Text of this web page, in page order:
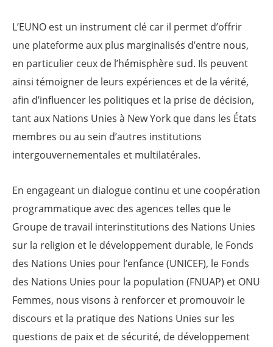
L’EUNO est un instrument clé car il permet d’offrir
une plateforme aux plus marginalisés d’entre nous,
en particulier ceux de l’hémisphère sud. Ils peuvent
ainsi témoigner de leurs expériences et de la vérité,
afin d’influencer les politiques et la prise de décision,
tant aux Nations Unies à New York que dans les États
membres ou au sein d’autres institutions
intergouvernementales et multilatérales.
En engageant un dialogue continu et une coopération
programmatique avec des agences telles que le
Groupe de travail interinstitutions des Nations Unies
sur la religion et le développement durable, le Fonds
des Nations Unies pour l’enfance (UNICEF), le Fonds
des Nations Unies pour la population (FNUAP) et ONU
Femmes, nous visons à renforcer et promouvoir le
discours et la pratique des Nations Unies sur les
questions de paix et de sécurité, de développement